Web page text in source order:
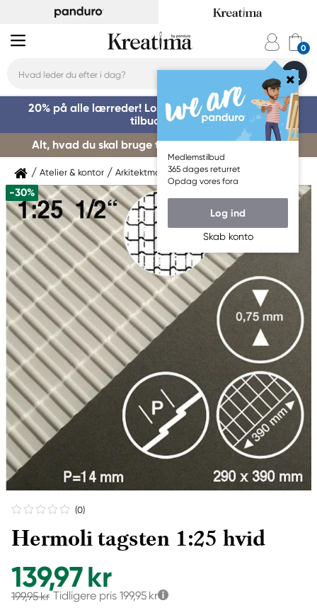
Medlemstilbud
365 dages returret
Opdag vores fora
Log ind
Skab konto
20% på alle lærreder! Log på for at benytte dig af
tilbuddet »
Alt, hvad du skal bruge til kursusstart – køb her »
Atelier & kontor Arkitektmaterialer Modelmateriale
-30%
(0)
Hermoli tagsten 1:25 hvid
139,97 kr
199,95 kr Tidligere pris 199,95 kr